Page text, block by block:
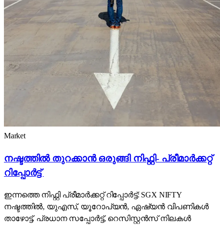
Market
നഷ്ടത്തിൽ തുറക്കാൻ ഒരുങ്ങി നിഫ്റ്റി- പ്രീമാർക്കറ്റ്
റിപ്പോർട്ട്
ഇന്നത്തെ നിഫ്റ്റി പ്രീമാർക്കറ്റ് റിപ്പോർട്ട്: SGX NIFTY
നഷ്ടത്തിൽ, യുഎസ്, യൂറോപ്യൻ, ഏഷ്യൻ വിപണികൾ
താഴോട്ട്. പ്രധാന സപ്പോർട്ട്, റെസിസ്റ്റൻസ് നിലകൾ